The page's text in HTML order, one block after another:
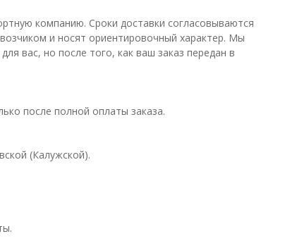
компанию. Сроки доставки согласовываются
и носят ориентировочный характер. Мы
вас, но после того, как ваш заказ передан в
после полной оплаты заказа.
(Калужской).